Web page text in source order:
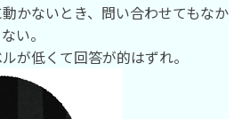
かないとき、問い合わせてもなか
い。
が低くて回答が的はずれ。